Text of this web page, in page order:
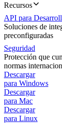
Recursos
API para
Soluciones de
preconfiguradas
Seguridad
Protección que
normas
Descargar
para Windows
Descargar
para Mac
Descargar
para Linux